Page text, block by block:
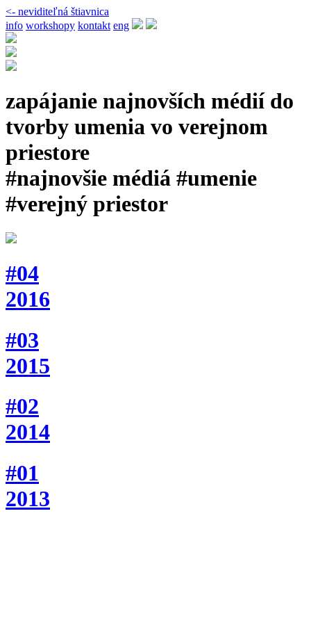
<- neviditeľná štiavnica
info workshopy kontakt eng
zapájanie najnovších médií do
tvorby umenia vo verejnom
priestore
#najnovšie médiá #umenie
#verejný priestor
#04
2016
#03
2015
#02
2014
#01
2013